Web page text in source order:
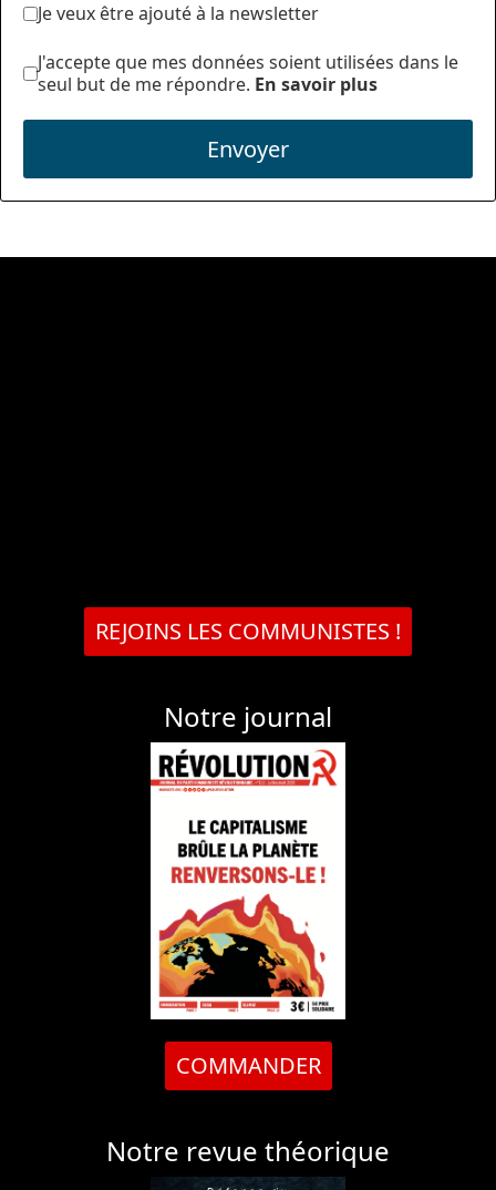
Je veux être ajouté à la newsletter
J'accepte que mes données soient utilisées dans le
seul but de me répondre. En savoir plus
Envoyer
REJOINS LES COMMUNISTES !
Notre journal
COMMANDER
Notre revue théorique